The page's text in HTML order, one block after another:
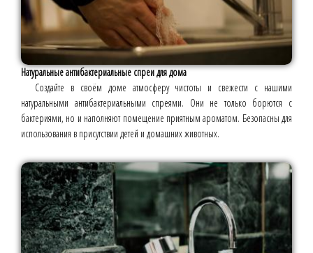
Натуральные антибактериальные спреи для дома
Создайте в своём доме атмосферу чистоты и свежести с нашими
натуральными антибактериальными спреями. Они не только борются с
бактериями, но и наполняют помещение приятным ароматом. Безопасны для
использования в присутствии детей и домашних животных.